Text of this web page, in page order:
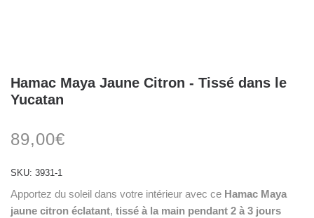
Hamac Maya Jaune Citron - Tissé dans le
Yucatan
89,00€
SKU: 3931-1
Apportez du soleil dans votre intérieur avec ce Hamac Maya
jaune citron éclatant, tissé à la main pendant 2 à 3 jours